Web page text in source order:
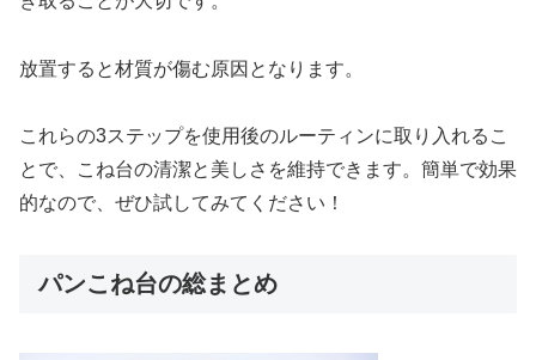
放置すると材質が傷む原因となります。
これらの3ステップを使用後のルーティンに取り入れるこ
とで、こね台の清潔と美しさを維持できます。簡単で効果
的なので、ぜひ試してみてください！
パンこね台の総まとめ